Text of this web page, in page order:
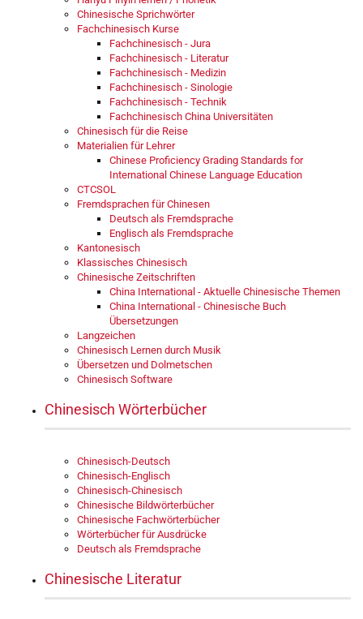
Chinesische Sprichwörter
Fachchinesisch Kurse
Fachchinesisch - Jura
Fachchinesisch - Literatur
Fachchinesisch - Medizin
Fachchinesisch - Sinologie
Fachchinesisch - Technik
Fachchinesisch China Universitäten
Chinesisch für die Reise
Materialien für Lehrer
Chinese Proficiency Grading Standards for
International Chinese Language Education
CTCSOL
Fremdsprachen für Chinesen
Deutsch als Fremdsprache
Englisch als Fremdsprache
Kantonesisch
Klassisches Chinesisch
Chinesische Zeitschriften
China International - Aktuelle Chinesische Themen
China International - Chinesische Buch
Übersetzungen
Langzeichen
Chinesisch Lernen durch Musik
Übersetzen und Dolmetschen
Chinesisch Software
Chinesisch Wörterbücher
Chinesisch-Deutsch
Chinesisch-Englisch
Chinesisch-Chinesisch
Chinesische Bildwörterbücher
Chinesische Fachwörterbücher
Wörterbücher für Ausdrücke
Deutsch als Fremdsprache
Chinesische Literatur